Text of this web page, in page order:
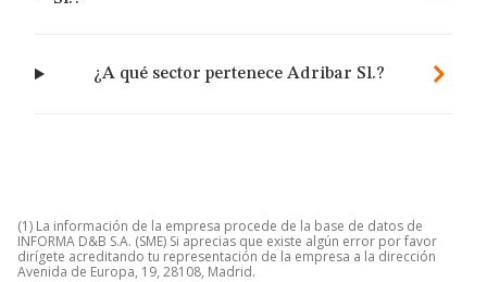
¿A qué sector pertenece Adribar Sl.?
(1) La información de la empresa procede de la base de datos de
INFORMA D&B S.A. (SME) Si aprecias que existe algún error por favor
dirígete acreditando tu representación de la empresa a la dirección
Avenida de Europa, 19, 28108, Madrid.